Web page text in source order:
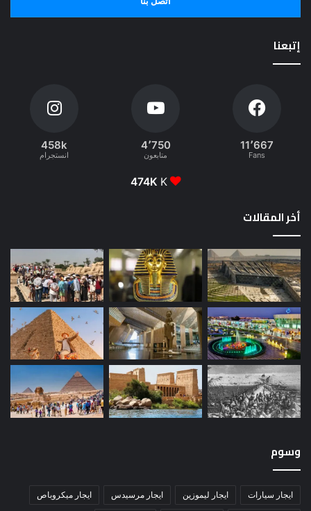
إتبعنا
11٬667
Fans
4٬750
متابعون
458k
انستجرام
474K K
أخر المقالات
وسوم
ايجار سيارات ايجار ليموزين ايجار مرسيدس ايجار ميكروباص